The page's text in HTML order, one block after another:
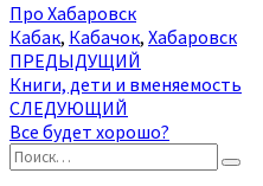
Про Хабаровск
Кабак, Кабачок, Хабаровск
Навигация
по
записям
ПРЕДЫДУЩИЙ
Книги, дети и вменяемость
СЛЕДУЮЩИЙ
Все будет хорошо?
Найти:
Поиск